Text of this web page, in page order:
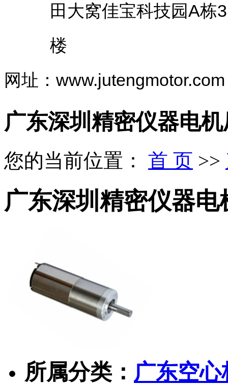
田大窝佳宝科技园A栋3
楼
网址：www.jutengmotor.com
广东深圳精密仪器电
您的当前位置： 首 页 >>
广东深圳精密仪器电
所属分类： 广东空心